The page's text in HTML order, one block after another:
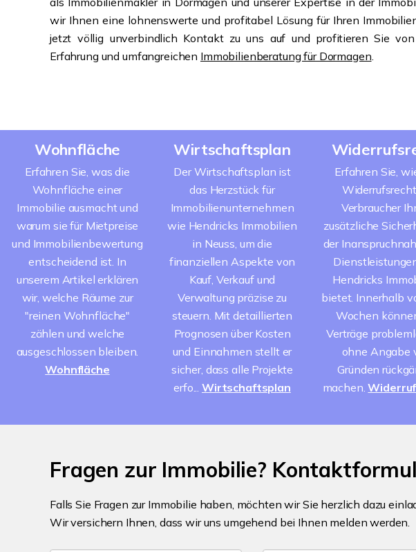
wir Ihnen eine lohnenswerte und profitabel Lösung für Ihren
jetzt völlig unverbindlich Kontakt zu uns auf und profitieren Sie von
Erfahrung und umfangreichen Immobilienberatung für Dormagen.
Wohnfläche
Erfahren Sie, was die
Wohnfläche einer
Immobilie ausmacht und
warum sie für Mietpreise
und Immobilienbewertung
entscheidend ist. In
unserem Artikel erklären
wir, welche Räume zur
"reinen Wohnfläche"
zählen und welche
ausgeschlossen bleiben.
Wohnfläche
Wirtschaftsplan
Der Wirtschaftsplan ist
das Herzstück für
Immobilienunternehmen
wie Hendricks Immobilien
in Neuss, um die
finanziellen Aspekte von
Kauf, Verkauf und
Verwaltung präzise zu
steuern. Mit detaillierten
Prognosen über Kosten
und Einnahmen stellt er
sicher, dass alle Projekte
erfo... Wirtschaftsplan
Erfahren Sie,
Verbraucher
zusätzliche
der
Hendricks
bietet. Innerhalb
Wochen
Verträge
ohne Angabe
Gründen
machen.
Fragen zur Immobilie?
Falls Sie Fragen zur Immobilie haben, möchten wir Sie herzlich dazu
Wir versichern Ihnen, dass wir uns umgehend bei Ihnen melden werden.